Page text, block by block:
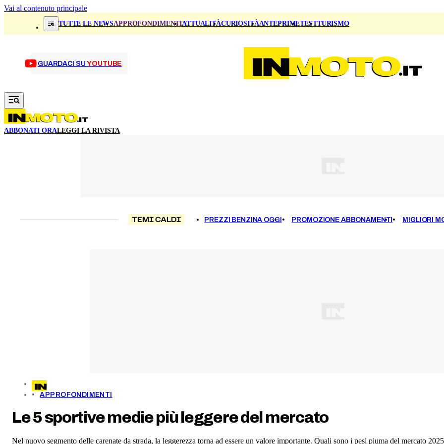
Vai al contenuto principale
TUTTE LE NEWSAPPROFONDIMENTIATTUALITÀCURIOSITÀANTEPRIMETESTTURISMO
GUARDACI SUYOUTUBE
ABBONATI ORALEGGI LA RIVISTA
TEMI CALDI PREZZI BENZINA OGGI PROMOZIONE ABBONAMENTI MIGLIORI
APPROFONDIMENTI
Le 5 sportive medie più leggere del mercato
Nel nuovo segmento delle carenate da strada, la leggerezza torna ad essere un valore importante. Quali sono i pesi piuma del mercato